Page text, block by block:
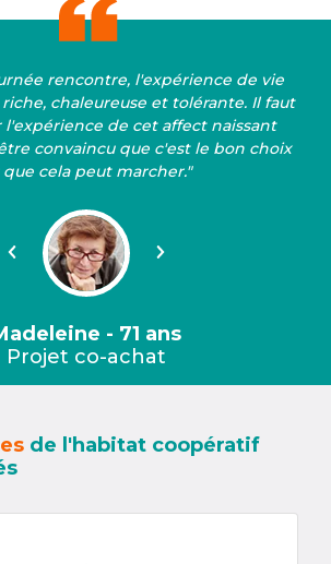
rencontre, l'expérience de vie
chaleureuse et tolérante. Il faut
l'expérience de cet affect naissant
convaincu que c'est le bon choix
cela peut marcher."
Précédent Suivant
- 71 ans
Projet co-achat
de l'habitat coopératif